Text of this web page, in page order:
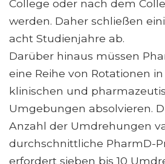
College oder nach dem
werden. Daher schließen
acht Studienjahre ab.
Darüber hinaus müssen
eine Reihe von Rotationen
klinischen und
Umgebungen absolvieren.
Anzahl der Umdrehungen
durchschnittliche PharmD-
erfordert sieben bis 10